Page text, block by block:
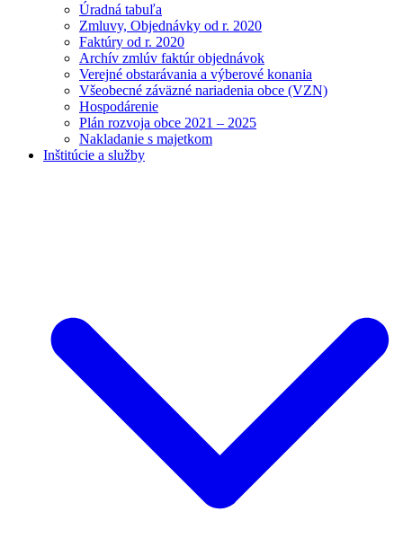
Úradná tabuľa
Zmluvy, Objednávky od r. 2020
Faktúry od r. 2020
Archív zmlúv faktúr objednávok
Verejné obstarávania a výberové konania
Všeobecné záväzné nariadenia obce (VZN)
Hospodárenie
Plán rozvoja obce 2021 – 2025
Nakladanie s majetkom
Inštitúcie a služby